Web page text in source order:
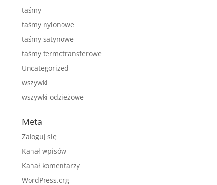
taśmy
taśmy nylonowe
taśmy satynowe
taśmy termotransferowe
Uncategorized
wszywki
wszywki odzieżowe
Meta
Zaloguj się
Kanał wpisów
Kanał komentarzy
WordPress.org